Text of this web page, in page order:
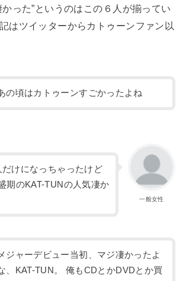
った”というのはこの６人が揃ってい
はツイッターからカトゥーンファン以
の頃はカトゥーンすごかったよね
一般女性
だけになっちゃったけど
期のKAT-TUNの人気凄か
メジャーデビュー当初、マジ凄かったよ
、KAT-TUN。 俺もCDとかDVDとか買